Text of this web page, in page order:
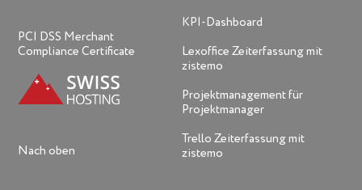
PCI DSS Merchant
Compliance Certificate
Nach oben
KPI-Dashboard
Lexoffice Zeiterfassung mit
zistemo
Projektmanagement für
Projektmanager
Trello Zeiterfassung mit
zistemo